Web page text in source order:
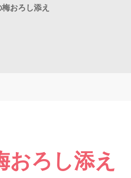
おろし添え
おろし添え